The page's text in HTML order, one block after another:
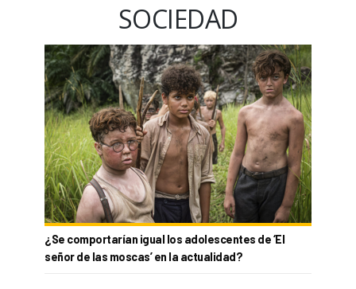
SOCIEDAD
¿Se comportarían igual los adolescentes de ‘El
señor de las moscas’ en la actualidad?